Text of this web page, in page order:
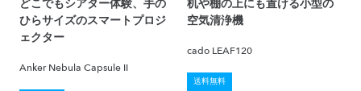
どこでもシアター体験、手の
ひらサイズのスマートプロジ
ェクター
Anker Nebula Capsule II
机や棚の上にも置ける小型の
空気清浄機
cado LEAF120
送料無料